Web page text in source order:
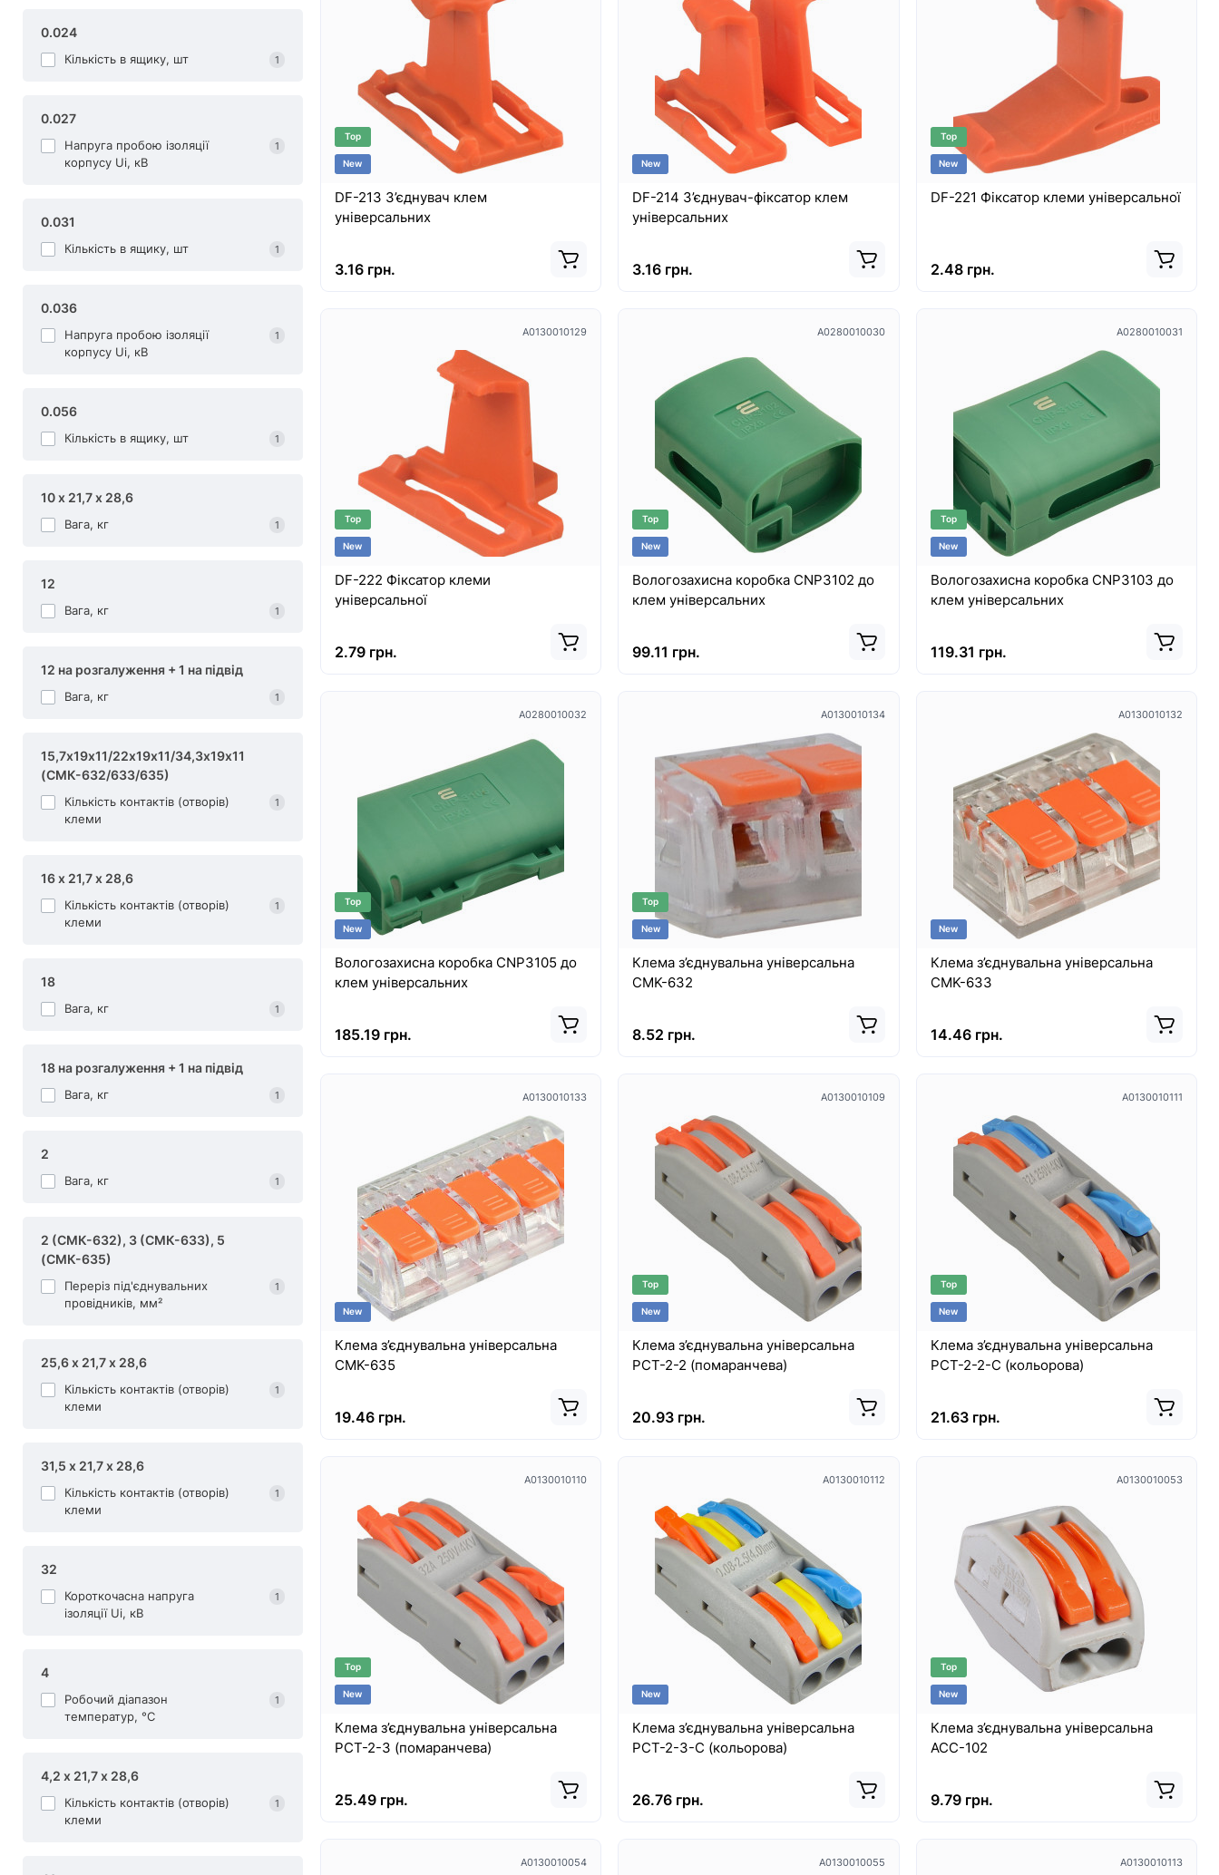
0.024
Кількість в ящику, шт 1
0.027
Напруга пробою ізоляції
корпусу Uі, кВ
1
0.031
Кількість в ящику, шт 1
0.036
Напруга пробою ізоляції
корпусу Uі, кВ
1
0.056
Кількість в ящику, шт 1
10 х 21,7 х 28,6
Вага, кг 1
12
Вага, кг 1
12 на розгалуження + 1 на підвід
Вага, кг 1
15,7х19х11/22х19х11/34,3х19х11
(СМК-632/633/635)
Кількість контактів (отворів)
клеми
1
16 х 21,7 х 28,6
Кількість контактів (отворів)
клеми
1
18
Вага, кг 1
18 на розгалуження + 1 на підвід
Вага, кг 1
2
Вага, кг 1
2 (СМК-632), 3 (СМК-633), 5
(СМК-635)
Переріз під'єднувальних
провідників, мм²
1
25,6 х 21,7 х 28,6
Кількість контактів (отворів)
клеми
1
31,5 х 21,7 х 28,6
Кількість контактів (отворів)
клеми
1
32
Короткочасна напруга
ізоляції Ui, кВ
1
4
Робочий діапазон
температур, °С
1
4,2 х 21,7 х 28,6
Кількість контактів (отворів)
клеми
1
Top
New
DF-213 З’єднувач клем
універсальних
3.16 грн.
New
DF-214 З’єднувач-фіксатор клем
універсальних
3.16 грн.
Top
New
DF-221 Фіксатор клеми універсальної
2.48 грн.
A0130010129
Top
New
DF-222 Фіксатор клеми
універсальної
2.79 грн.
A0280010030
Top
New
Вологозахисна коробка CNP3102 до
клем універсальних
99.11 грн.
A0280010031
Top
New
Вологозахисна коробка CNP3103 до
клем універсальних
119.31 грн.
A0280010032
Top
New
Вологозахисна коробка CNP3105 до
клем універсальних
185.19 грн.
A0130010134
Top
New
Клема з’єднувальна універсальна
CMK-632
8.52 грн.
A0130010132
New
Клема з’єднувальна універсальна
CMK-633
14.46 грн.
A0130010133
New
Клема з’єднувальна універсальна
CMK-635
19.46 грн.
A0130010109
Top
New
Клема з’єднувальна універсальна
PCT-2-2 (помаранчева)
20.93 грн.
A0130010111
Top
New
Клема з’єднувальна універсальна
PCT-2-2-С (кольорова)
21.63 грн.
A0130010110
Top
New
Клема з’єднувальна універсальна
PCT-2-3 (помаранчева)
25.49 грн.
A0130010112
New
Клема з’єднувальна універсальна
PCT-2-3-С (кольорова)
26.76 грн.
A0130010053
Top
New
Клема з’єднувальна універсальна
АСС-102
9.79 грн.
A0130010054 A0130010055 A0130010113